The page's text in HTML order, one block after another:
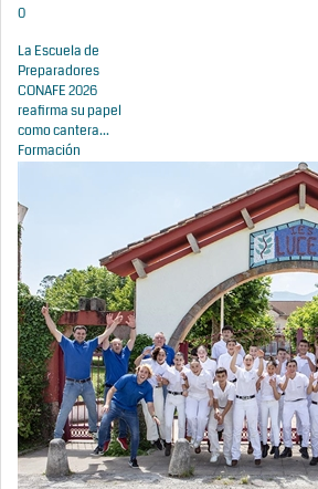
0
La Escuela de
Preparadores
CONAFE 2026
reafirma su papel
como cantera...
Formación